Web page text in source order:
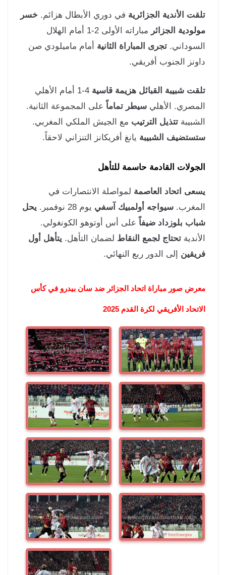
الأندية الجزائريةفي دوري الأبطال هزائم. خسر
الجزائر
مباراته الأولى 2-1 أمام الهلال
تجرى المباراة الثانية أمام ماميلودي صن
الجنوب أفريقي.
شبيبة القبائل هزيمة قاسية
4-1 أمام الأهلي
الأهلي
سيطر تماماًعلى المجموعة الثانية.
تتذيل الترتيب مع الجيش الملكي المغربي.
الشبيبة يانغ أفريكانز التنزاني لاحقاً.
القادمة حاسمة للتأهل
اتحاد العاصمة لمواصلة الانتصارات في
سيواجه أولمبيك آسفييوم 28 نوفمبر.
يحل
بلوزداد ضيفاًعلى أس أوتوهو الكونغولي.
تحتاج لجمع النقاطلضمان التأهل.
يتأهل أول
إلى الدور ربع النهائي.
صور مباراة اتحاد الجزائر ضد سان بيدرو في كأس
الأفريقي لكرة القدم 2025